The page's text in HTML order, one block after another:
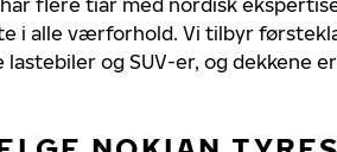
i alle værforhold. Vi tilbyr
og SUV-er, og dekkene